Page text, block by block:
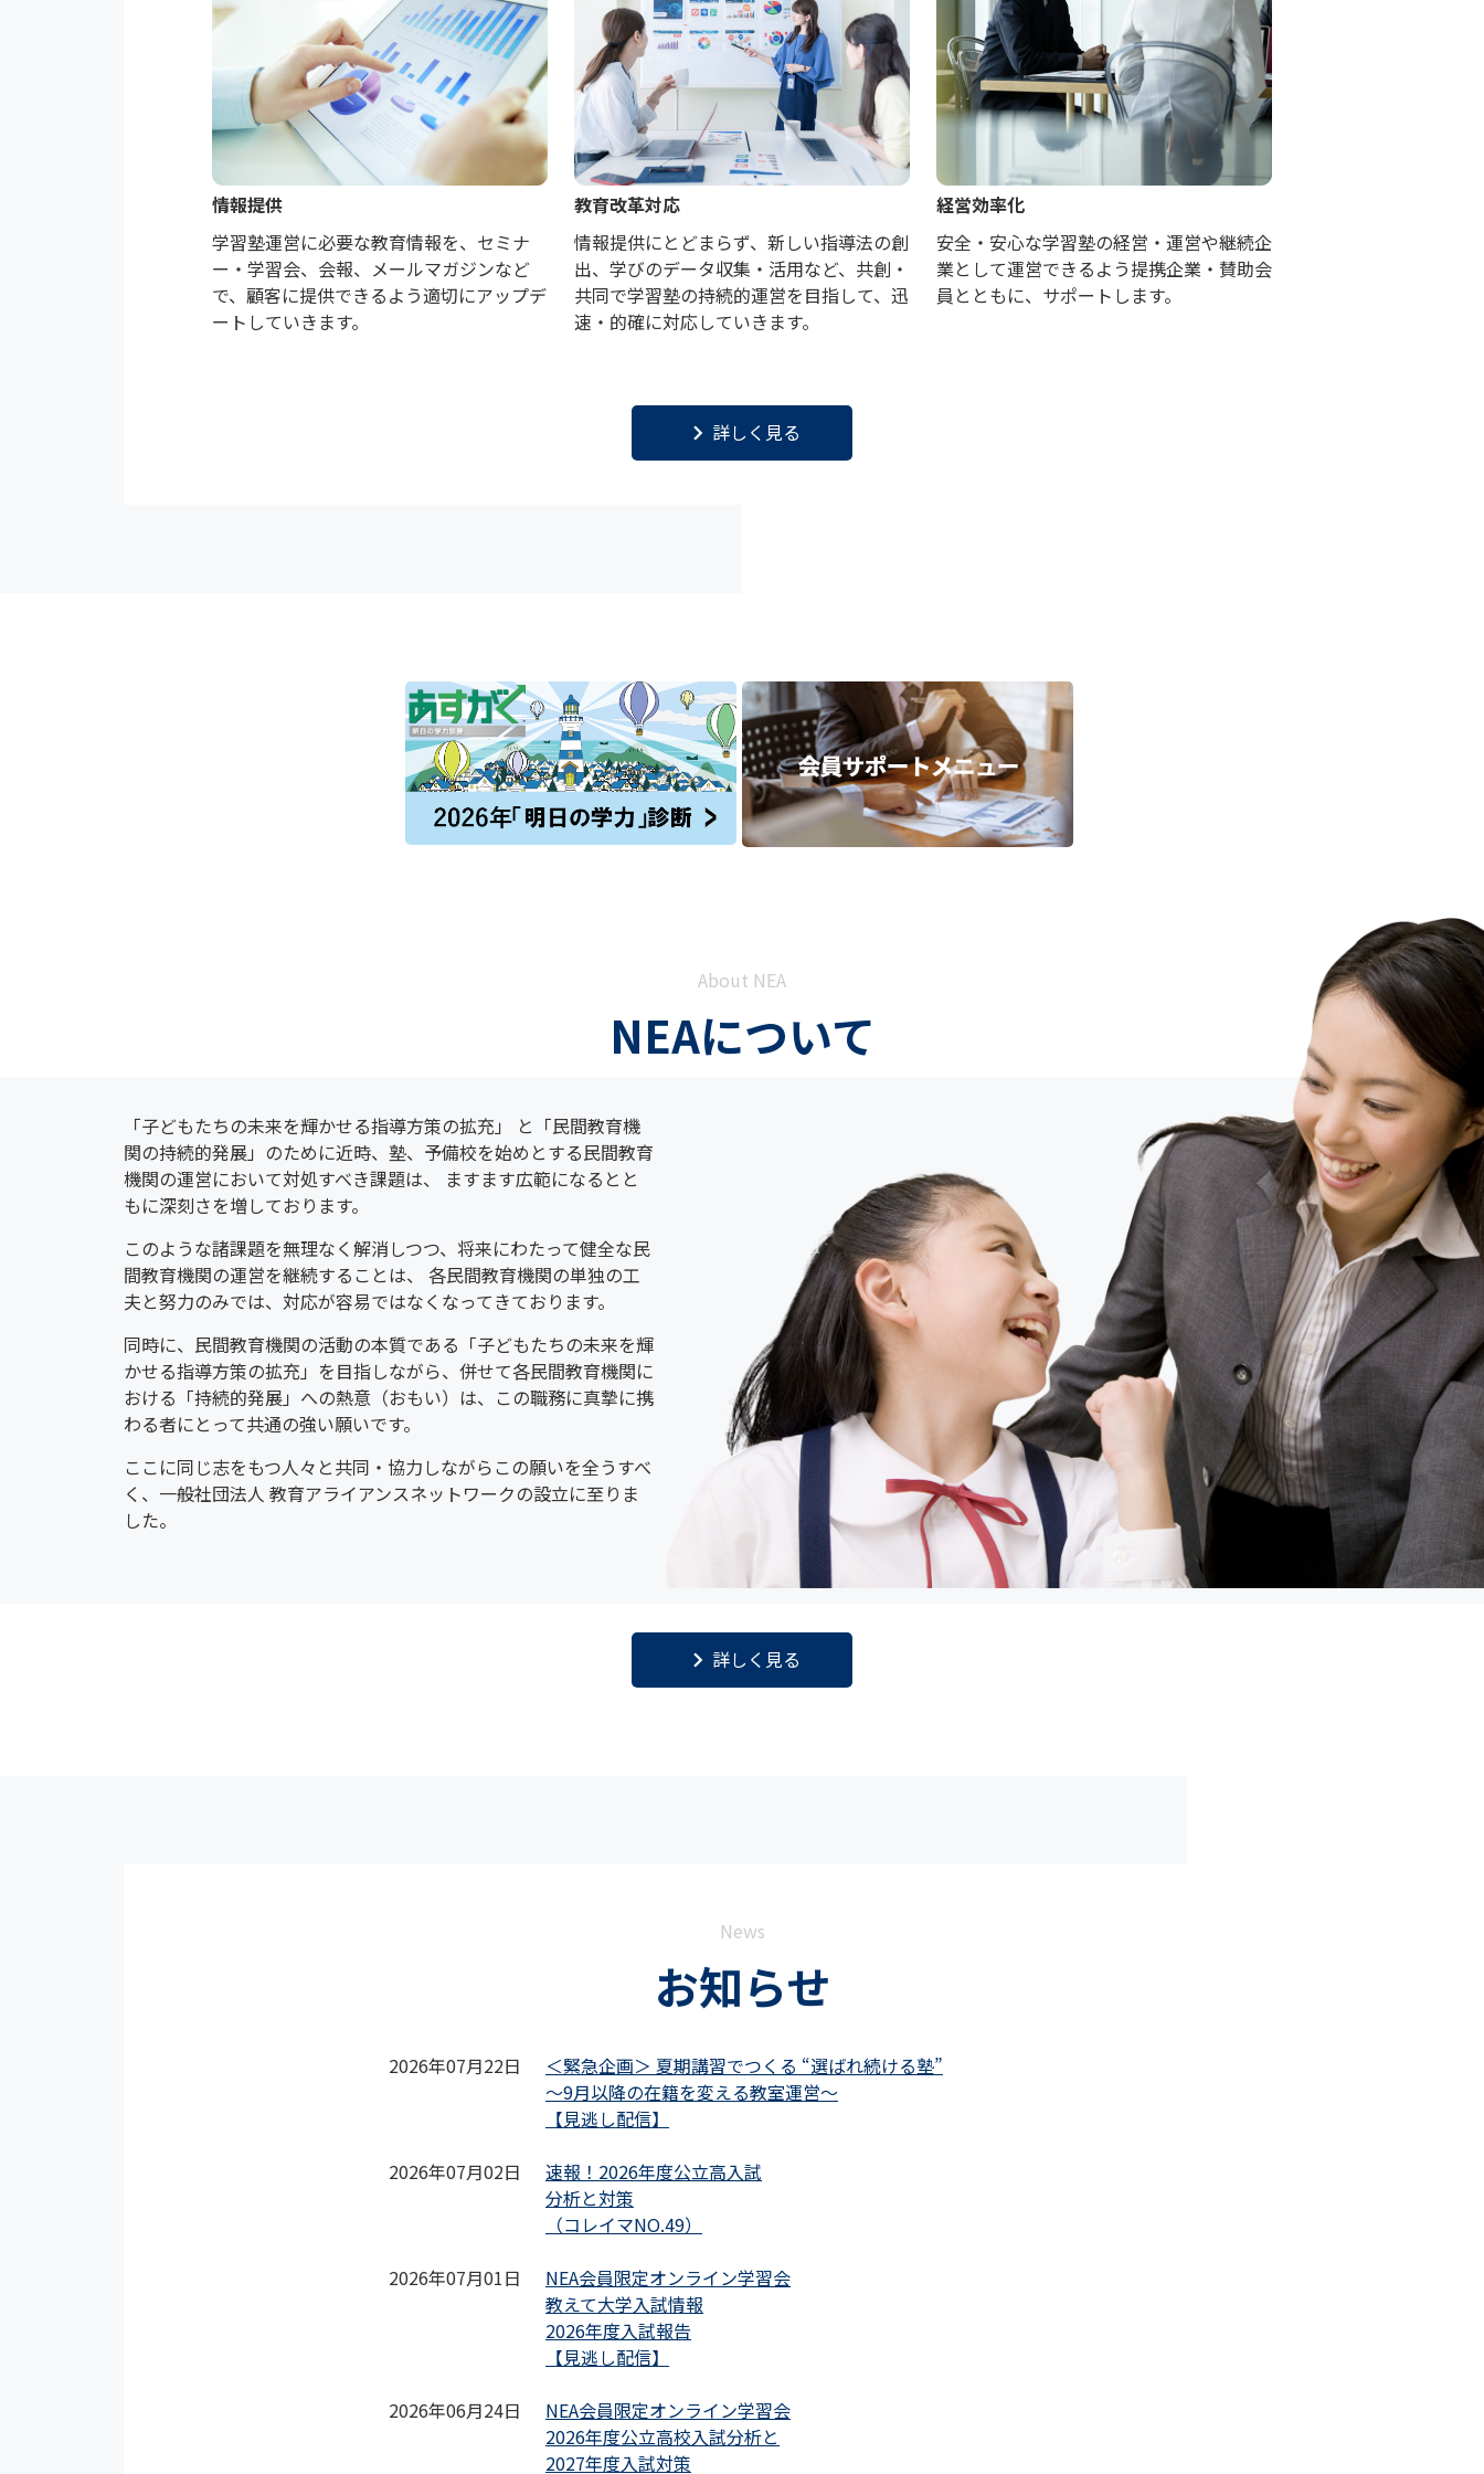
情報提供
学習塾運営に必要な教育情報を、セミナ
ー・学習会、会報、メールマガジンなど
で、顧客に提供できるよう適切にアップデ
ートしていきます。
教育改革対応
情報提供にとどまらず、新しい指導法の創
出、学びのデータ収集・活用など、共創・
共同で学習塾の持続的運営を目指して、迅
速・的確に対応していきます。
経営効率化
安全・安心な学習塾の経営・運営や継続企
業として運営できるよう提携企業・賛助会
員とともに、サポートします。
keyboard_arrow_right 詳しく見る
About NEA
NEAについて
「子どもたちの未来を輝かせる指導方策の拡充」 と「民間教育機
関の持続的発展」のために近時、塾、予備校を始めとする民間教育
機関の運営において対処すべき課題は、 ますます広範になるとと
もに深刻さを増しております。
このような諸課題を無理なく解消しつつ、将来にわたって健全な民
間教育機関の運営を継続することは、 各民間教育機関の単独の工
夫と努力のみでは、対応が容易ではなくなってきております。
同時に、民間教育機関の活動の本質である「子どもたちの未来を輝
かせる指導方策の拡充」を目指しながら、併せて各民間教育機関に
おける「持続的発展」への熱意（おもい）は、この職務に真摯に携
わる者にとって共通の強い願いです。
ここに同じ志をもつ人々と共同・協力しながらこの願いを全うすべ
く、一般社団法人 教育アライアンスネットワークの設立に至りま
した。
keyboard_arrow_right 詳しく見る
News
お知らせ
2026年07月22日
＜緊急企画＞ 夏期講習でつくる “選ばれ続ける塾”
～9月以降の在籍を変える教室運営～
【見逃し配信】
2026年07月02日
速報！2026年度公立高入試
分析と対策
（コレイマNO.49）
2026年07月01日
NEA会員限定オンライン学習会
教えて大学入試情報
2026年度入試報告
【見逃し配信】
2026年06月24日
NEA会員限定オンライン学習会
2026年度公立高校入試分析と
2027年度入試対策